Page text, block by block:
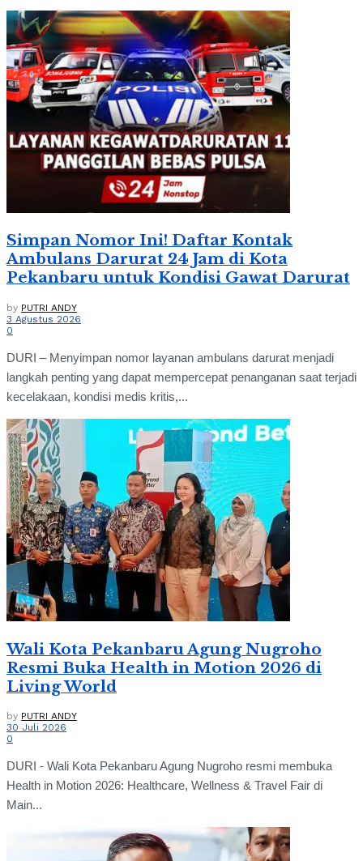
Simpan Nomor Ini! Daftar Kontak
Ambulans Darurat 24 Jam di Kota
Pekanbaru untuk Kondisi Gawat Darurat
by PUTRI ANDY
3 Agustus 2026
0
DURI – Menyimpan nomor layanan ambulans darurat menjadi
langkah penting yang dapat mempercepat penanganan saat terjadi
kecelakaan, kondisi medis kritis,...
Wali Kota Pekanbaru Agung Nugroho
Resmi Buka Health in Motion 2026 di
Living World
by PUTRI ANDY
30 Juli 2026
0
DURI - Wali Kota Pekanbaru Agung Nugroho resmi membuka
Health in Motion 2026: Healthcare, Wellness & Travel Fair di
Main...